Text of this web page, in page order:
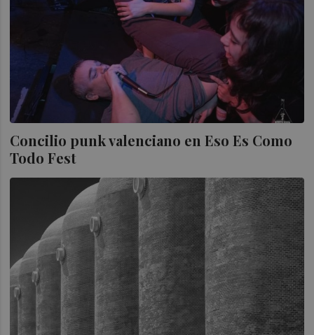
Concilio punk valenciano en Eso Es Como
Todo Fest